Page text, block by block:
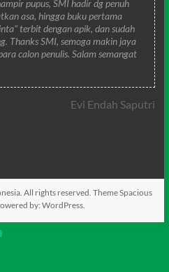
pupus, SMI hadir dg penuh
asa, hingga buku pertama
terbit dengan apik, dan sudah
Thanks SMI, semoga makin jaya
calon penulis. Salam semangat
Evi Endah Saputri
. All rights reserved. ThemeSpacious
by: WordPress.